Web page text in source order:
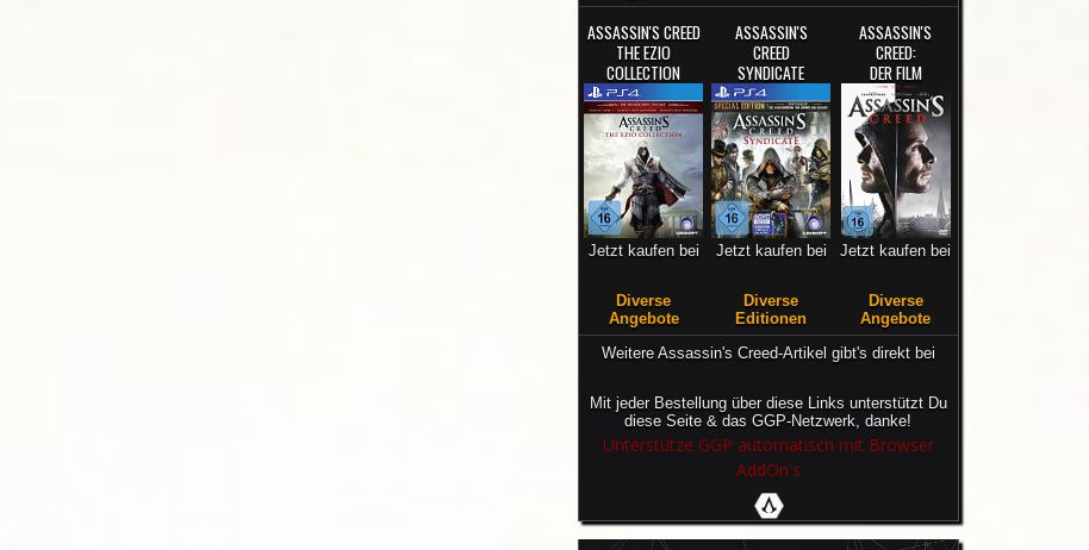
ASSASSIN'S CREED
THE EZIO
COLLECTION
Jetzt kaufen bei
Diverse
Angebote
ASSASSIN'S
CREED
SYNDICATE
Jetzt kaufen bei
Diverse
Editionen
ASSASSIN'S
CREED:
DER FILM
Jetzt kaufen bei
Diverse
Angebote
Weitere Assassin's Creed-Artikel gibt's direkt bei
Mit jeder Bestellung über diese Links unterstützt Du
diese Seite & das GGP-Netzwerk, danke!
Unterstütze GGP automatisch mit Browser
AddOn's